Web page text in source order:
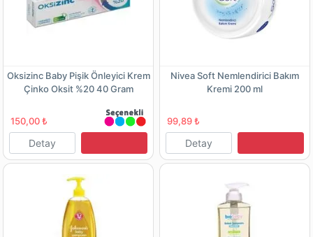
Oksizinc Baby Pişik Önleyici Krem
Çinko Oksit %20 40 Gram
150,00 ₺
Detay
Nivea Soft Nemlendirici Bakım
Kremi 200 ml
99,89 ₺
Detay